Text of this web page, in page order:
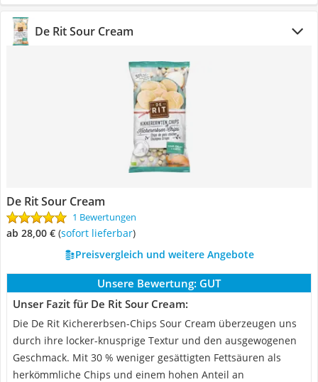
De Rit Sour Cream
De Rit Sour Cream
1 Bewertungen
ab 28,00 € ( Sofort lieferbar)
Preisvergleich und weitere Angebote
Unsere Bewertung: GUT
Unser Fazit für De Rit Sour Cream:
Die De Rit Kichererbsen-Chips Sour Cream überzeugen uns
durch ihre locker-knusprige Textur und den ausgewogenen
Geschmack. Mit 30 % weniger gesättigten Fettsäuren als
herkömmliche Chips und einem hohen Anteil an